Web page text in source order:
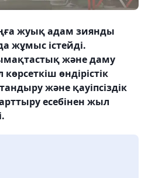
жуық адам зиянды
жұмыс істейді.
және даму
өндірістік
және қауіпсіздік
есебінен жыл